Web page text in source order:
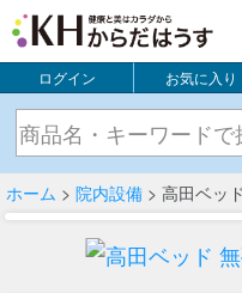
ログイン お気に入り
ホーム > 院内設備 > 高田ベッ